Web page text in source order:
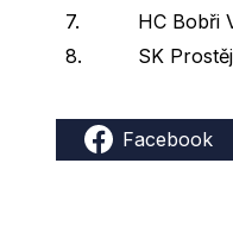
7.
HC Bobři
8.
SK
Facebook